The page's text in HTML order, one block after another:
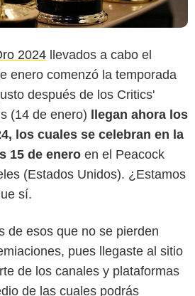
2024 llevados a cabo el
enero comenzó la temporada
después de los Critics'
(14 de enero) llegan ahora los
los cuales se celebran en la
15 de enero en el Peacock
(Estados Unidos). ¿Estamos
sí.
de esos que no se pierden
pues llegaste al sitio
de los canales y plataformas
de las cuales podrás